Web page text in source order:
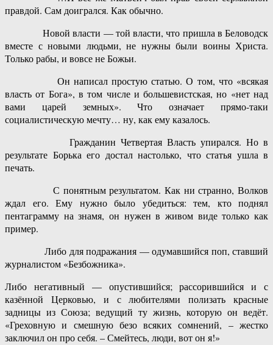
правдой. Сам доигрался. Как обычно.
Новой власти — той власти, что пришла в Беловодск
вместе с новыми людьми, не нужны были воины Христа.
Только рабы, и вовсе не Божьи.
Он написал простую статью. О том, что «всякая
власть от Бога», в том числе и большевистская, но «нет над
вами царей земных». Что означает прямо-таки
социалистическую мечту… ну, как ему казалось.
Гражданин Четвертая Власть упирался. Но в
результате Борька его достал настолько, что статья ушла в
печать.
С понятным результатом. Как ни странно, Волков
ждал его. Ему нужно было убедиться: тем, кто поднял
пентаграмму на знамя, он нужен в живом виде только как
пример.
Либо для подражания — одумавшийся поп, ставший
журналистом «Безбожника».
Либо негативный — опустившийся; рассорившийся и с
казённой Церковью, и с любителями полизать красные
задницы из Союза; ведущий ту жизнь, которую он ведёт.
«Греховную и смешную безо всяких сомнений, – жестко
заключил он про себя. – Смейтесь, люди, вот он я!»